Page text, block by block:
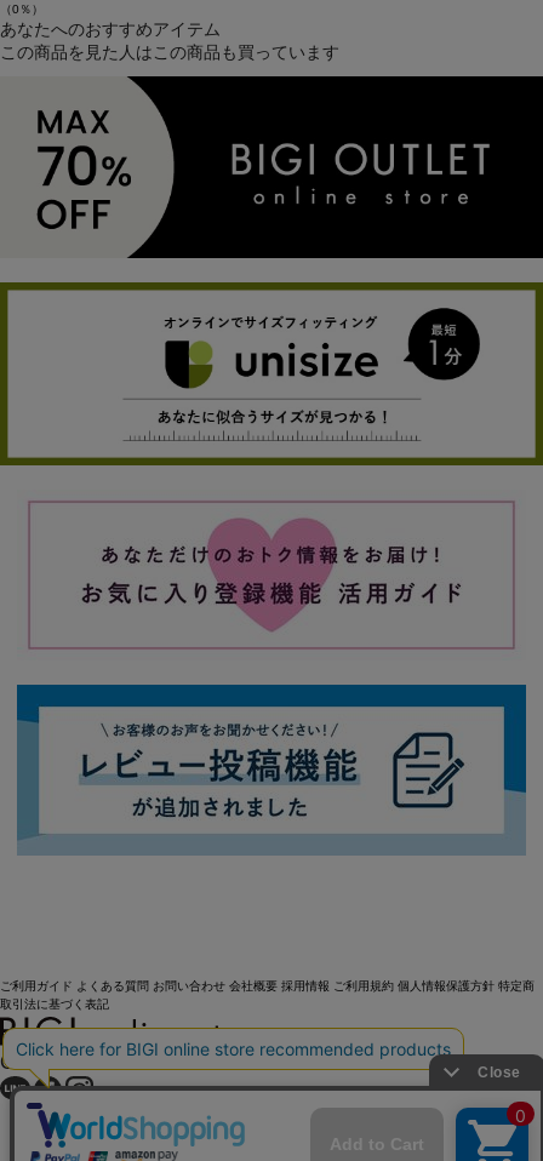
（0％）
あなたへのおすすめアイテム
この商品を見た人はこの商品も買っています
ご利用ガイド よくある質問 お問い合わせ 会社概要 採用情報 ご利用規約 個人情報保護方針 特定商
取引法に基づく表記
OFFICIAL SNS
Copyright (C) BIGI. Co.,Ltd. All Rights Reserved.